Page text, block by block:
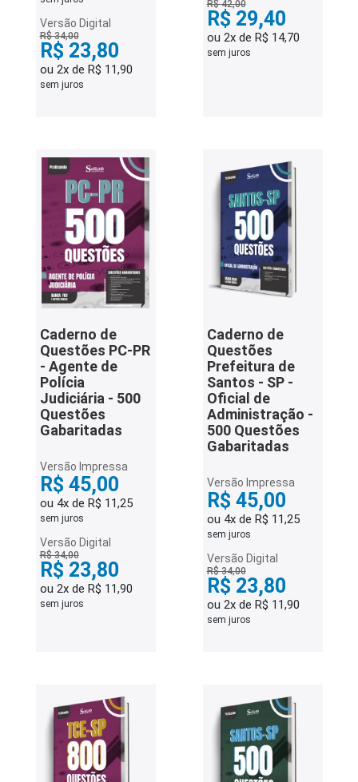
Versão Digital
R$ 34,00
R$ 23,80
ou 2x de R$ 11,90
sem juros
R$ 42,00
R$ 29,40
ou 2x de R$ 14,70
sem juros
Caderno de
Questões PC-PR
- Agente de
Polícia
Judiciária - 500
Questões
Gabaritadas
Versão Impressa
R$ 45,00
ou 4x de R$ 11,25
sem juros
Versão Digital
R$ 34,00
R$ 23,80
ou 2x de R$ 11,90
sem juros
Caderno de
Questões
Prefeitura de
Santos - SP -
Oficial de
Administração -
500 Questões
Gabaritadas
Versão Impressa
R$ 45,00
ou 4x de R$ 11,25
sem juros
Versão Digital
R$ 34,00
R$ 23,80
ou 2x de R$ 11,90
sem juros